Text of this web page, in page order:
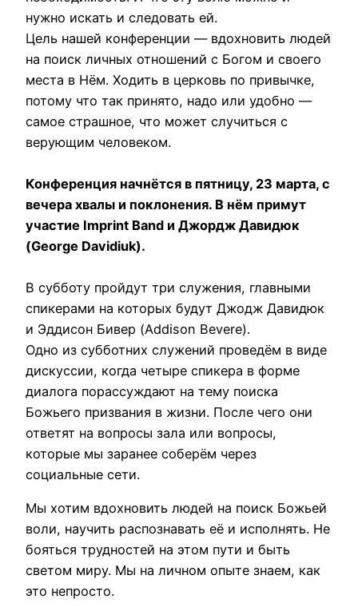
нужно искать и следовать ей.
Цель нашей конференции — вдохновить людей
на поиск личных отношений с Богом и своего
места в Нём. Ходить в церковь по привычке,
потому что так принято, надо или удобно —
самое страшное, что может случиться с
верующим человеком.
Конференция начнётся в пятницу, 23 марта, с
вечера хвалы и поклонения. В нём примут
участие Imprint Band и Джордж Давидюк
(George Davidiuk).
В субботу пройдут три служения, главными
спикерами на которых будут Джодж Давидюк
и Эддисон Бивер (Addison Bevere).
Одно из субботних служений проведём в виде
дискуссии, когда четыре спикера в форме
диалога порассуждают на тему поиска
Божьего призвания в жизни. После чего они
ответят на вопросы зала или вопросы,
которые мы заранее соберём через
социальные сети.
Мы хотим вдохновить людей на поиск Божьей
воли, научить распознавать её и исполнять. Не
бояться трудностей на этом пути и быть
светом миру. Мы на личном опыте знаем, как
это непросто.